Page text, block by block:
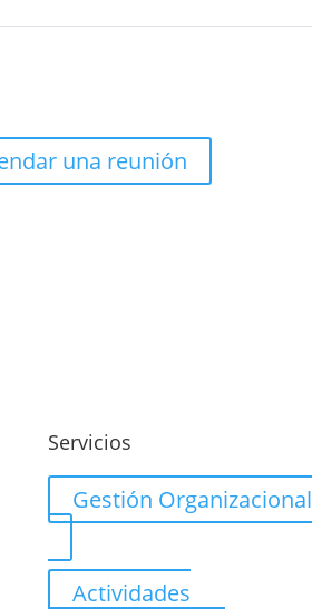
una reunión
Servicios
Gestión Organizacional
Actividades